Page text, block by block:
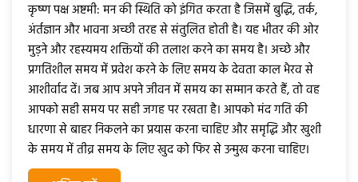
कृष्ण पक्ष अष्टमी: मन की स्थिति को इंगित करता है जिसमें बुद्धि, तर्क,
अंर्तज्ञान और भावना अच्छी तरह से संतुलित होती है। यह भीतर की ओर
मुड़ने और रहस्यमय शक्तियों की तलाश करने का समय है। अच्छे और
प्रगतिशील समय में प्रवेश करने के लिए समय के देवता काल भैरव से
आशीर्वाद दें। जब आप अपने जीवन में समय का सम्मान करते हैं, तो वह
आपको सही समय पर सही जगह पर रखता है। आपको मंद गति की
धारणा से बाहर निकलने का प्रयास करना चाहिए और समृद्धि और खुशी
के समय में तीव्र समय के लिए खुद को फिर से उन्मुख करना चाहिए।